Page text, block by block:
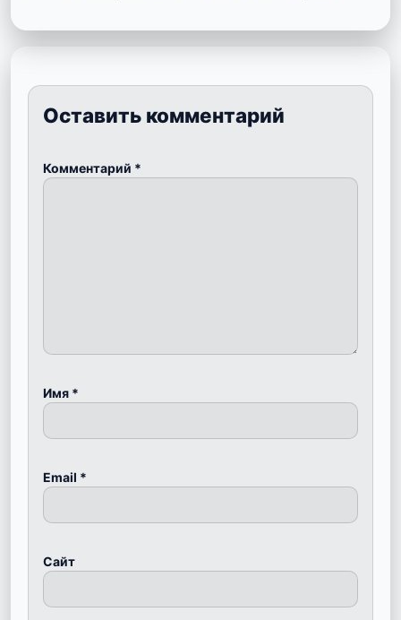
Оставить комментарий
Комментарий *
Имя *
Email *
Сайт